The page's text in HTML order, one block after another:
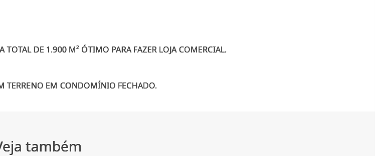
TOTAL DE 1.900 M² ÓTIMO PARA FAZER LOJA COMERCIAL.
também